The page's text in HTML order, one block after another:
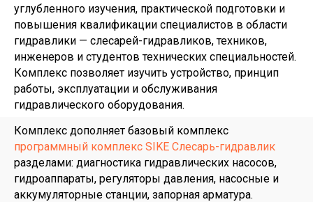
углубленного изучения, практической подготовки и
повышения квалификации специалистов в области
гидравлики — слесарей-гидравликов, техников,
инженеров и студентов технических специальностей.
Комплекс позволяет изучить устройство, принцип
работы, эксплуатации и обслуживания
гидравлического оборудования.
Комплекс дополняет базовый комплекс
программный комплекс SIKE Слесарь-гидравлик
разделами: диагностика гидравлических насосов,
гидроаппараты, регуляторы давления, насосные и
аккумуляторные станции, запорная арматура.